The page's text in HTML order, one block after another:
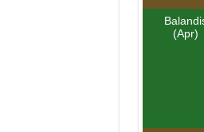
(Apr)